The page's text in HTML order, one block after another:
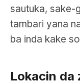
sautuka, sake-
tambari yana
ba inda kake
Lokacin da